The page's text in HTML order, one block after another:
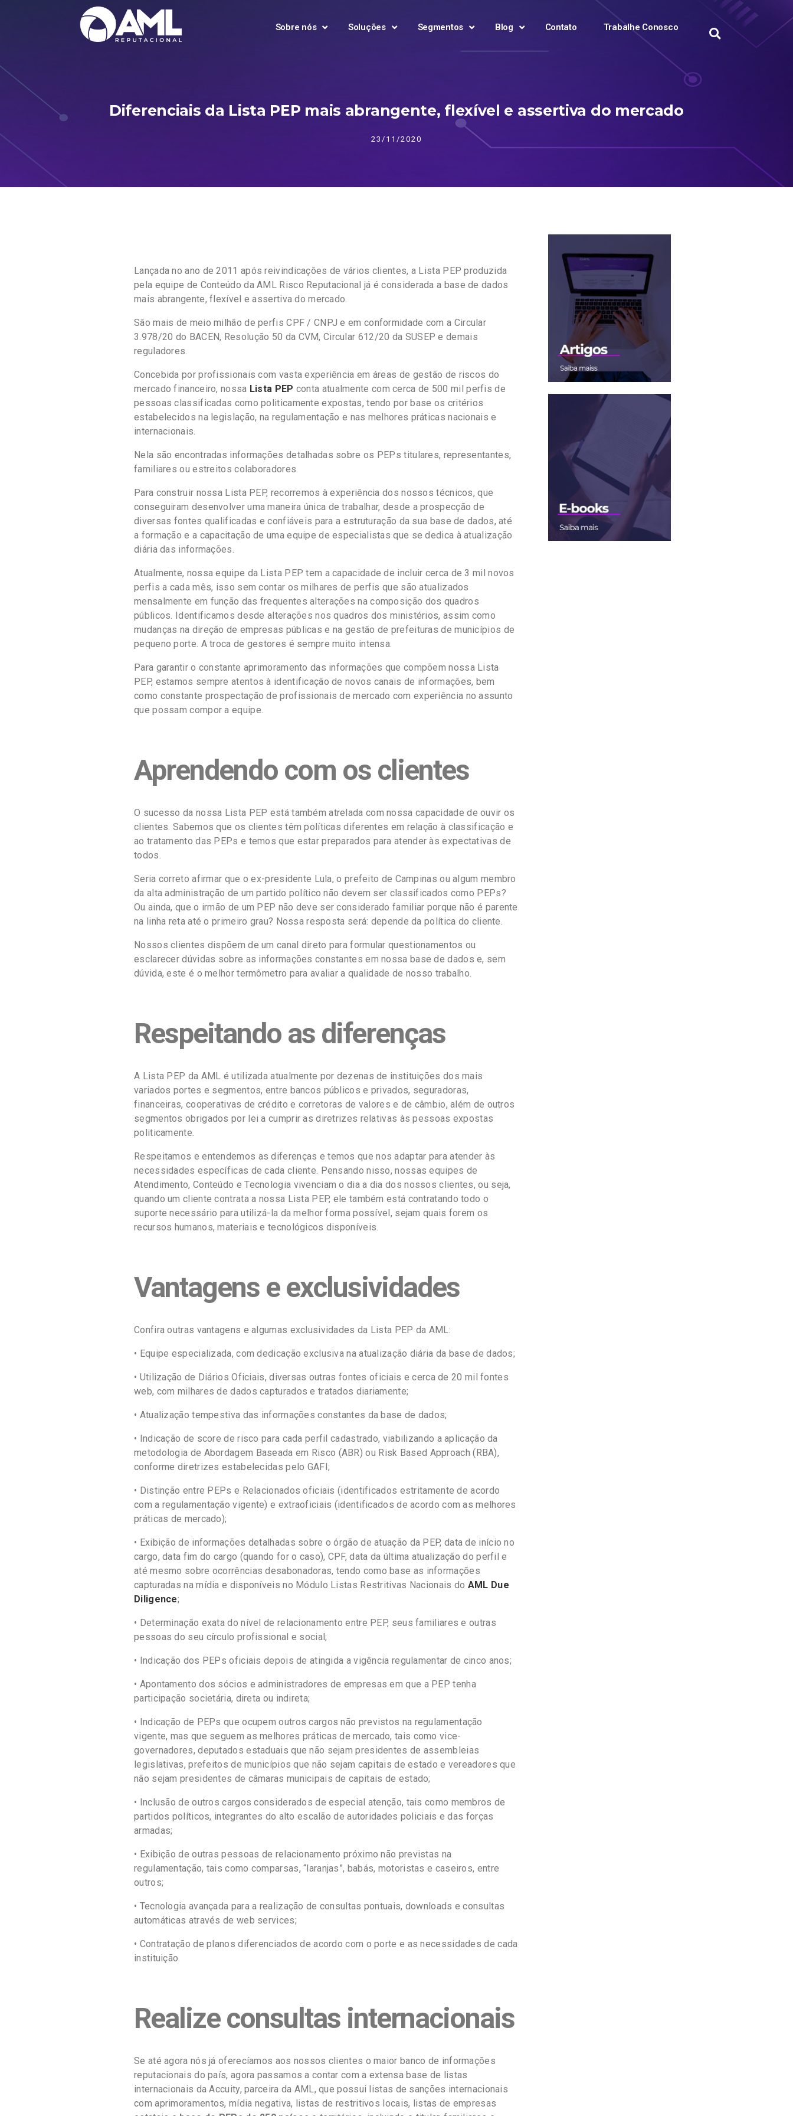
Sobre nós Soluções Segmentos Blog Contato Trabalhe Conosco
Diferenciais da Lista PEP mais abrangente, flexível e assertiva do mercado
23/11/2020
Lançada no ano de 2011 após reivindicações de vários clientes, a Lista PEP produzida
pela equipe de Conteúdo da AML Risco Reputacional já é considerada a base de dados
mais abrangente, flexível e assertiva do mercado.
São mais de meio milhão de perfis CPF / CNPJ e em conformidade com a Circular
3.978/20 do BACEN, Resolução 50 da CVM, Circular 612/20 da SUSEP e demais
reguladores.
Concebida por profissionais com vasta experiência em áreas de gestão de riscos do
mercado financeiro, nossa Lista PEP conta atualmente com cerca de 500 mil perfis de
pessoas classificadas como politicamente expostas, tendo por base os critérios
estabelecidos na legislação, na regulamentação e nas melhores práticas nacionais e
internacionais.
Nela são encontradas informações detalhadas sobre os PEPs titulares, representantes,
familiares ou estreitos colaboradores.
Para construir nossa Lista PEP, recorremos à experiência dos nossos técnicos, que
conseguiram desenvolver uma maneira única de trabalhar, desde a prospecção de
diversas fontes qualificadas e confiáveis para a estruturação da sua base de dados, até
a formação e a capacitação de uma equipe de especialistas que se dedica à atualização
diária das informações.
Atualmente, nossa equipe da Lista PEP tem a capacidade de incluir cerca de 3 mil novos
perfis a cada mês, isso sem contar os milhares de perfis que são atualizados
mensalmente em função das frequentes alterações na composição dos quadros
públicos. Identificamos desde alterações nos quadros dos ministérios, assim como
mudanças na direção de empresas públicas e na gestão de prefeituras de municípios de
pequeno porte. A troca de gestores é sempre muito intensa.
Para garantir o constante aprimoramento das informações que compõem nossa Lista
PEP, estamos sempre atentos à identificação de novos canais de informações, bem
como constante prospectação de profissionais de mercado com experiência no assunto
que possam compor a equipe.
Aprendendo com os clientes
O sucesso da nossa Lista PEP está também atrelada com nossa capacidade de ouvir os
clientes. Sabemos que os clientes têm políticas diferentes em relação à classificação e
ao tratamento das PEPs e temos que estar preparados para atender às expectativas de
todos.
Seria correto afirmar que o ex-presidente Lula, o prefeito de Campinas ou algum membro
da alta administração de um partido político não devem ser classificados como PEPs?
Ou ainda, que o irmão de um PEP não deve ser considerado familiar porque não é parente
na linha reta até o primeiro grau? Nossa resposta será: depende da política do cliente.
Nossos clientes dispõem de um canal direto para formular questionamentos ou
esclarecer dúvidas sobre as informações constantes em nossa base de dados e, sem
dúvida, este é o melhor termômetro para avaliar a qualidade de nosso trabalho.
Respeitando as diferenças
A Lista PEP da AML é utilizada atualmente por dezenas de instituições dos mais
variados portes e segmentos, entre bancos públicos e privados, seguradoras,
financeiras, cooperativas de crédito e corretoras de valores e de câmbio, além de outros
segmentos obrigados por lei a cumprir as diretrizes relativas às pessoas expostas
politicamente.
Respeitamos e entendemos as diferenças e temos que nos adaptar para atender às
necessidades específicas de cada cliente. Pensando nisso, nossas equipes de
Atendimento, Conteúdo e Tecnologia vivenciam o dia a dia dos nossos clientes, ou seja,
quando um cliente contrata a nossa Lista PEP, ele também está contratando todo o
suporte necessário para utilizá-la da melhor forma possível, sejam quais forem os
recursos humanos, materiais e tecnológicos disponíveis.
Vantagens e exclusividades
Confira outras vantagens e algumas exclusividades da Lista PEP da AML:
• Equipe especializada, com dedicação exclusiva na atualização diária da base de dados;
• Utilização de Diários Oficiais, diversas outras fontes oficiais e cerca de 20 mil fontes
web, com milhares de dados capturados e tratados diariamente;
• Atualização tempestiva das informações constantes da base de dados;
• Indicação de score de risco para cada perfil cadastrado, viabilizando a aplicação da
metodologia de Abordagem Baseada em Risco (ABR) ou Risk Based Approach (RBA),
conforme diretrizes estabelecidas pelo GAFI;
• Distinção entre PEPs e Relacionados oficiais (identificados estritamente de acordo
com a regulamentação vigente) e extraoficiais (identificados de acordo com as melhores
práticas de mercado);
• Exibição de informações detalhadas sobre o órgão de atuação da PEP, data de início no
cargo, data fim do cargo (quando for o caso), CPF, data da última atualização do perfil e
até mesmo sobre ocorrências desabonadoras, tendo como base as informações
capturadas na mídia e disponíveis no Módulo Listas Restritivas Nacionais do AML Due
Diligence;
• Determinação exata do nível de relacionamento entre PEP, seus familiares e outras
pessoas do seu círculo profissional e social;
• Indicação dos PEPs oficiais depois de atingida a vigência regulamentar de cinco anos;
• Apontamento dos sócios e administradores de empresas em que a PEP tenha
participação societária, direta ou indireta;
• Indicação de PEPs que ocupem outros cargos não previstos na regulamentação
vigente, mas que seguem as melhores práticas de mercado, tais como vice-
governadores, deputados estaduais que não sejam presidentes de assembleias
legislativas, prefeitos de municípios que não sejam capitais de estado e vereadores que
não sejam presidentes de câmaras municipais de capitais de estado;
• Inclusão de outros cargos considerados de especial atenção, tais como membros de
partidos políticos, integrantes do alto escalão de autoridades policiais e das forças
armadas;
• Exibição de outras pessoas de relacionamento próximo não previstas na
regulamentação, tais como comparsas, “laranjas”, babás, motoristas e caseiros, entre
outros;
• Tecnologia avançada para a realização de consultas pontuais, downloads e consultas
automáticas através de web services;
• Contratação de planos diferenciados de acordo com o porte e as necessidades de cada
instituição.
Realize consultas internacionais
Se até agora nós já oferecíamos aos nossos clientes o maior banco de informações
reputacionais do país, agora passamos a contar com a extensa base de listas
internacionais da Accuity, parceira da AML, que possui listas de sanções internacionais
com aprimoramentos, mídia negativa, listas de restritivos locais, listas de empresas